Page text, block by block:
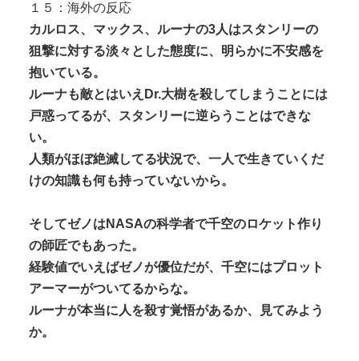
１５：海外の反応
カルロス、マックス、ルーナの3人はスタンリーの
狙撃に対する淡々とした態度に、明らかに不安感を
抱いている。
ルーナも敵とはいえDr.大樹を殺してしまうことには
戸惑ってるが、スタンリーに逆らうことはできな
い。
人類がほぼ絶滅してる状況で、一人で生きていくだ
けの知識も何も持っていないから。
そしてゼノはNASAの科学者で千空のロケット作り
の師匠でもあった。
経験値でいえばゼノが優位だが、千空にはプロット
アーマーがついてるからな。
ルーナが本当に人を殺す覚悟があるか、見てみよう
か。